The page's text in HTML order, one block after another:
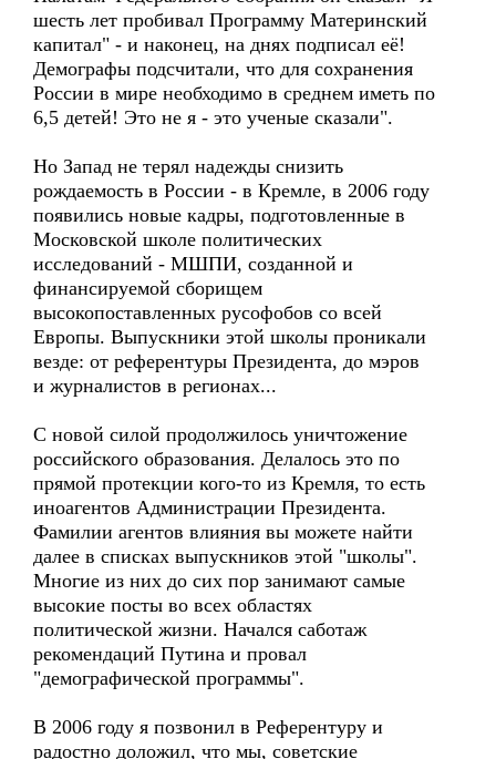
шесть лет пробивал Программу Материнский
капитал" - и наконец, на днях подписал её!
Демографы подсчитали, что для сохранения
России в мире необходимо в среднем иметь по
6,5 детей! Это не я - это ученые сказали".
Но Запад не терял надежды снизить
рождаемость в России - в Кремле, в 2006 году
появились новые кадры, подготовленные в
Московской школе политических
исследований - МШПИ, созданной и
финансируемой сборищем
высокопоставленных русофобов со всей
Европы. Выпускники этой школы проникали
везде: от референтуры Президента, до мэров
и журналистов в регионах...
С новой силой продолжилось уничтожение
российского образования. Делалось это по
прямой протекции кого-то из Кремля, то есть
иноагентов Администрации Президента.
Фамилии агентов влияния вы можете найти
далее в списках выпускников этой "школы".
Многие из них до сих пор занимают самые
высокие посты во всех областях
политической жизни. Начался саботаж
рекомендаций Путина и провал
"демографической программы".
В 2006 году я позвонил в Референтуру и
радостно доложил, что мы, советские